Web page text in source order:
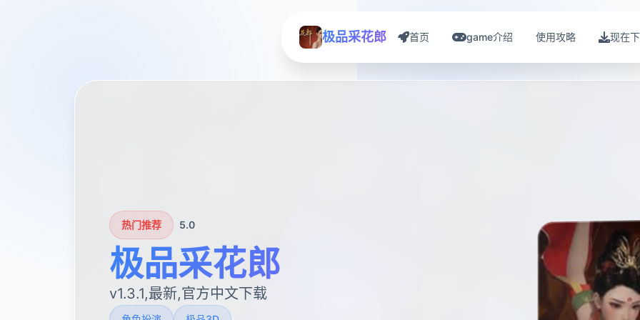
极品采花郎 首页 game介绍 使用攻略 现在
热门推荐 5.0
极品采花郎
v1.3.1,最新,官方中文下载